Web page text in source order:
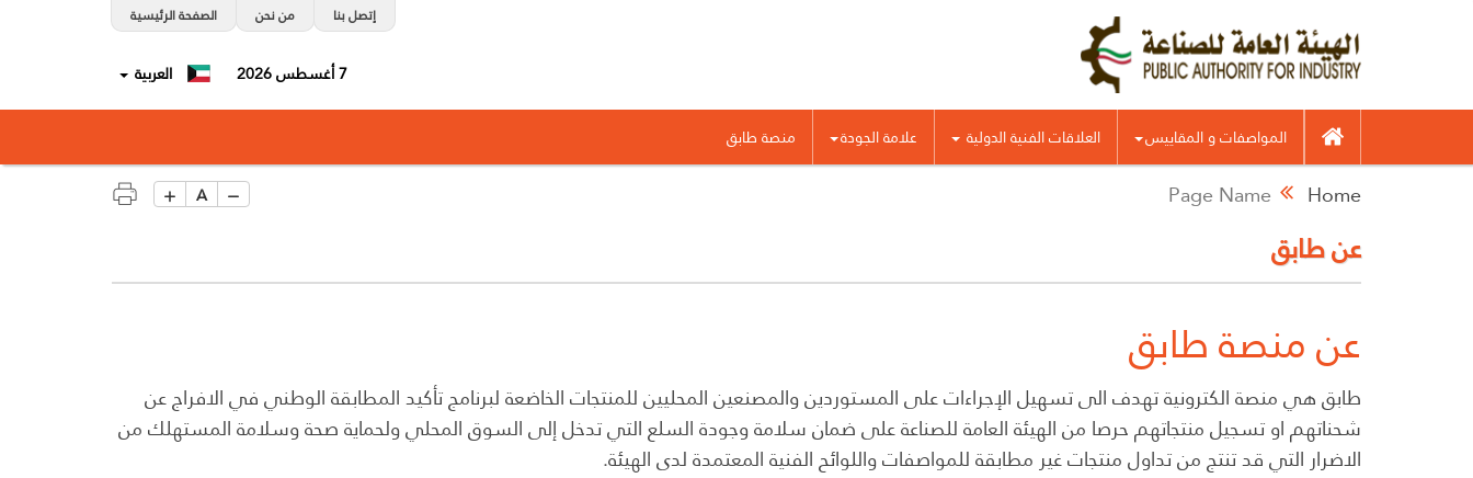
الصفحة الرئيسية من نحن إتصل بنا
7 أغسطس 2026 العربية
المواصفات و المقاييس العلاقات الفنية الدولية علامة الجودة منصة طابق
Home
Page Name
A
عن طابق
عن منصة طابق
طابق هي منصة الكترونية تهدف الى تسهيل الإجراءات على المستوردين والمصنعين المحليين للمنتجات الخاضعة لبرنامج تأكيد المطابقة الوطني في الافراج عن
شحناتهم او تسجيل منتجاتهم حرصا من الهيئة العامة للصناعة على ضمان سلامة وجودة السلع التي تدخل إلى السوق المحلي ولحماية صحة وسلامة المستهلك من
الاضرار التي قد تنتج من تداول منتجات غير مطابقة للمواصفات واللوائح الفنية المعتمدة لدى الهيئة.